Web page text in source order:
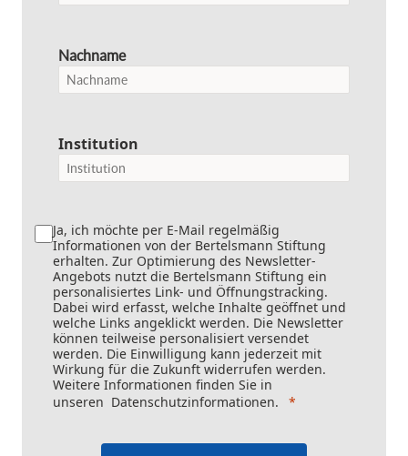
Nachname
Institution
Ja, ich möchte per E-Mail regelmäßig
Informationen von der Bertelsmann Stiftung
erhalten. Zur Optimierung des Newsletter-
Angebots nutzt die Bertelsmann Stiftung ein
personalisiertes Link- und Öffnungstracking.
Dabei wird erfasst, welche Inhalte geöffnet und
welche Links angeklickt werden. Die Newsletter
können teilweise personalisiert versendet
werden. Die Einwilligung kann jederzeit mit
Wirkung für die Zukunft widerrufen werden.
Weitere Informationen finden Sie in
unseren Datenschutzinformationen.